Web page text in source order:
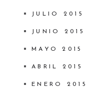
JULIO 2015
JUNIO 2015
MAYO 2015
ABRIL 2015
ENERO 2015